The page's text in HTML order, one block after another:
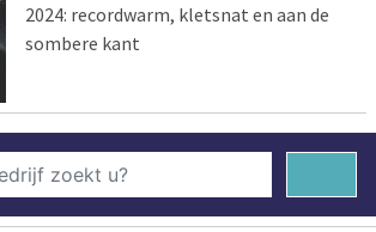
2024: recordwarm, kletsnat en aan de
sombere kant